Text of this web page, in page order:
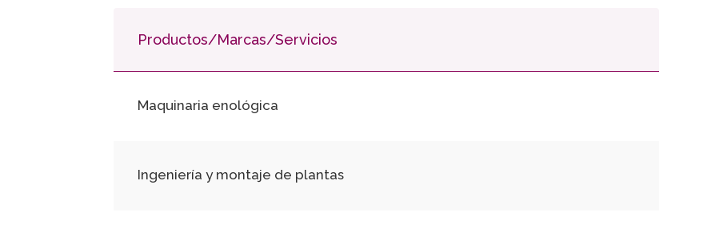
Productos/Marcas/Servicios
Maquinaria enológica
Ingeniería y montaje de plantas